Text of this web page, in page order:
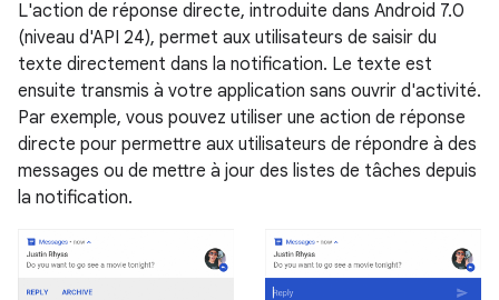
L'action de réponse directe, introduite dans Android 7.0
(niveau d'API 24), permet aux utilisateurs de saisir du
texte directement dans la notification. Le texte est
ensuite transmis à votre application sans ouvrir d'activité.
Par exemple, vous pouvez utiliser une action de réponse
directe pour permettre aux utilisateurs de répondre à des
messages ou de mettre à jour des listes de tâches depuis
la notification.